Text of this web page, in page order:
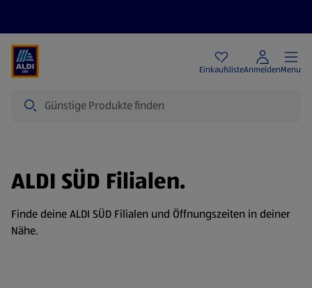
EinkaufslisteAnmeldenMenu
ALDI SÜD Filialen.
Finde deine ALDI SÜD Filialen und Öffnungszeiten in deiner
Nähe.